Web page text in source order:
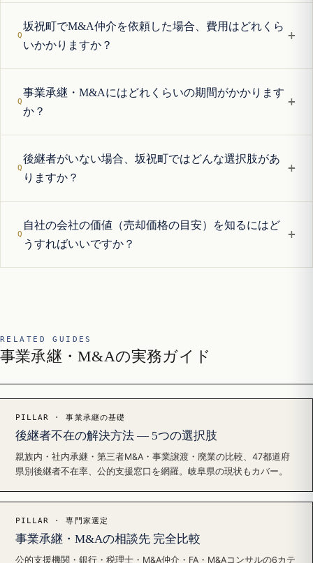
坂祝町でM&A仲介を依頼した場合、費用はどれくら
いかかりますか？
+
事業承継・M&Aにはどれくらいの期間がかかります
か？
+
後継者がいない場合、坂祝町ではどんな選択肢があ
りますか？
+
自社の会社の価値（売却価格の目安）を知るにはど
うすればいいですか？
+
RELATED GUIDES
事業承継・M&Aの実務ガイド
PILLAR · 事業承継の基礎
後継者不在の解決方法 — 5つの選択肢
親族内・社内承継・第三者M&A・事業譲渡・廃業の比較、47都道府
県別後継者不在率、公的支援窓口を網羅。岐阜県の現状もカバー。
PILLAR · 専門家選定
事業承継・M&Aの相談先 完全比較
公的支援機関・銀行・税理士・M&A仲介・FA・M&Aコンサルの6カテ